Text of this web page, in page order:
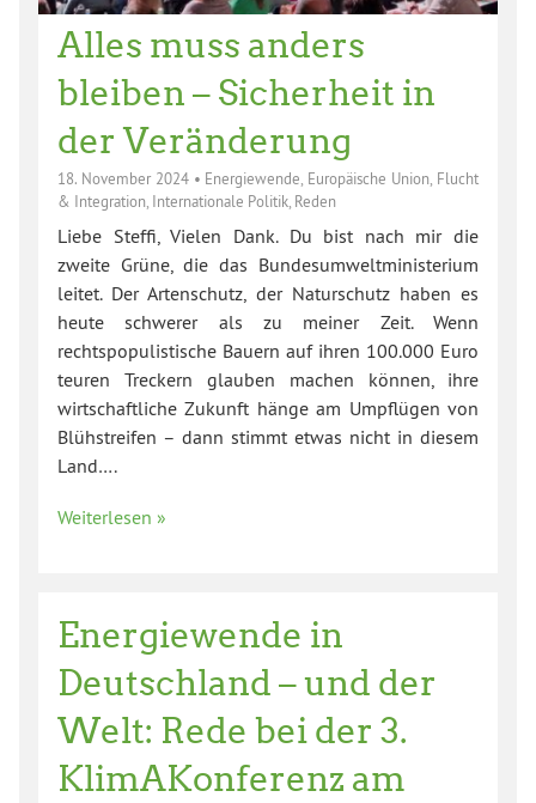
Alles muss anders
bleiben – Sicherheit in
der Veränderung
18. November 2024• Energiewende, Europäische Union, Flucht
& Integration, Internationale Politik, Reden
Liebe Steffi, Vielen Dank. Du bist nach mir die
zweite Grüne, die das Bundesumweltministerium
leitet. Der Artenschutz, der Naturschutz haben es
heute schwerer als zu meiner Zeit. Wenn
rechtspopulistische Bauern auf ihren 100.000 Euro
teuren Treckern glauben machen können, ihre
wirtschaftliche Zukunft hänge am Umpflügen von
Blühstreifen – dann stimmt etwas nicht in diesem
Land….
Weiterlesen »
Energiewende in
Deutschland – und der
Welt: Rede bei der 3.
KlimAKonferenz am